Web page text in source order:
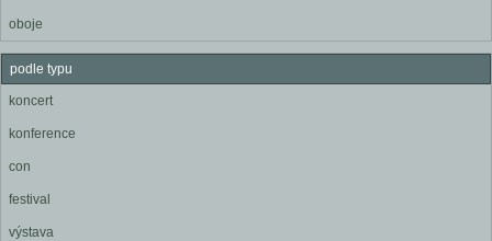
oboje
podle typu
koncert
konference
con
festival
výstava